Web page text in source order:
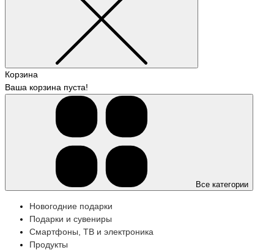
Корзина
Ваша корзина пуста!
Все категории
Новогодние подарки
Подарки и сувениры
Смартфоны, ТВ и электроника
Продукты